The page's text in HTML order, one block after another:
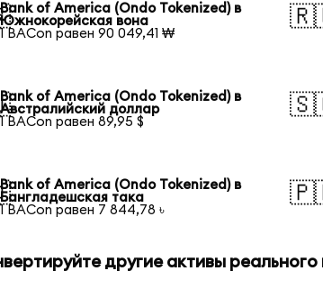
Bank of America (Ondo Tokenized) в
Южнокорейская вона
1 BACon равен 90 049,41 ₩
Bank of America (Ondo Tokenized) в
Австралийский доллар
1 BACon равен 89,95 $
Bank of America (Ondo Tokenized) в
Бангладешская така
1 BACon равен 7 844,78 ৳
другие активы реального